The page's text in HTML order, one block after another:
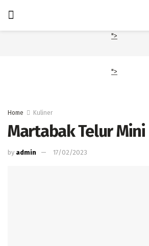
">
">
Home Kuliner
Martabak Telur Mini
by admin 17/02/2023